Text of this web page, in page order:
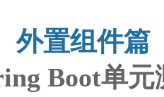
置组件篇
Boot单元